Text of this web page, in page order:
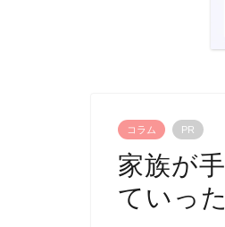
コラム PR
家族が
ていっ